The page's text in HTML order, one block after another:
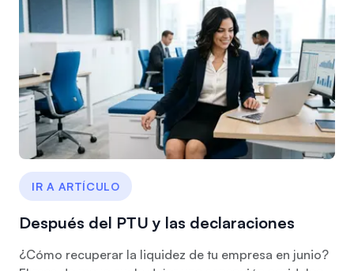
IR A ARTÍCULO
Después del PTU y las declaraciones
¿Cómo recuperar la liquidez de tu empresa en junio?